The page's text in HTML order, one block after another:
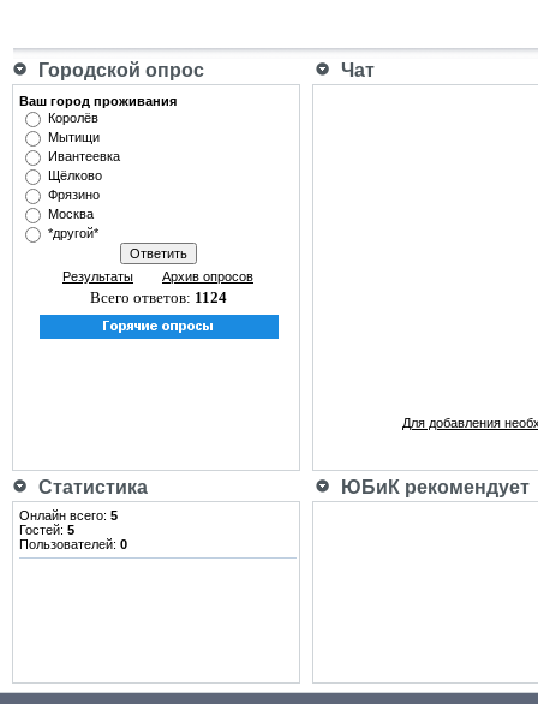
Городской опрос Чат
Ваш город проживания
Королёв
Мытищи
Ивантеевка
Щёлково
Фрязино
Москва
*другой*
Результаты Архив опросов
Всего ответов: 1124
Для добавления
Статистика ЮБиК рекомендует
Онлайн всего: 5
Гостей: 5
Пользователей: 0